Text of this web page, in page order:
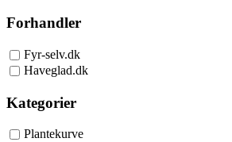
Forhandler
Fyr-selv.dk
Haveglad.dk
Kategorier
Plantekurve